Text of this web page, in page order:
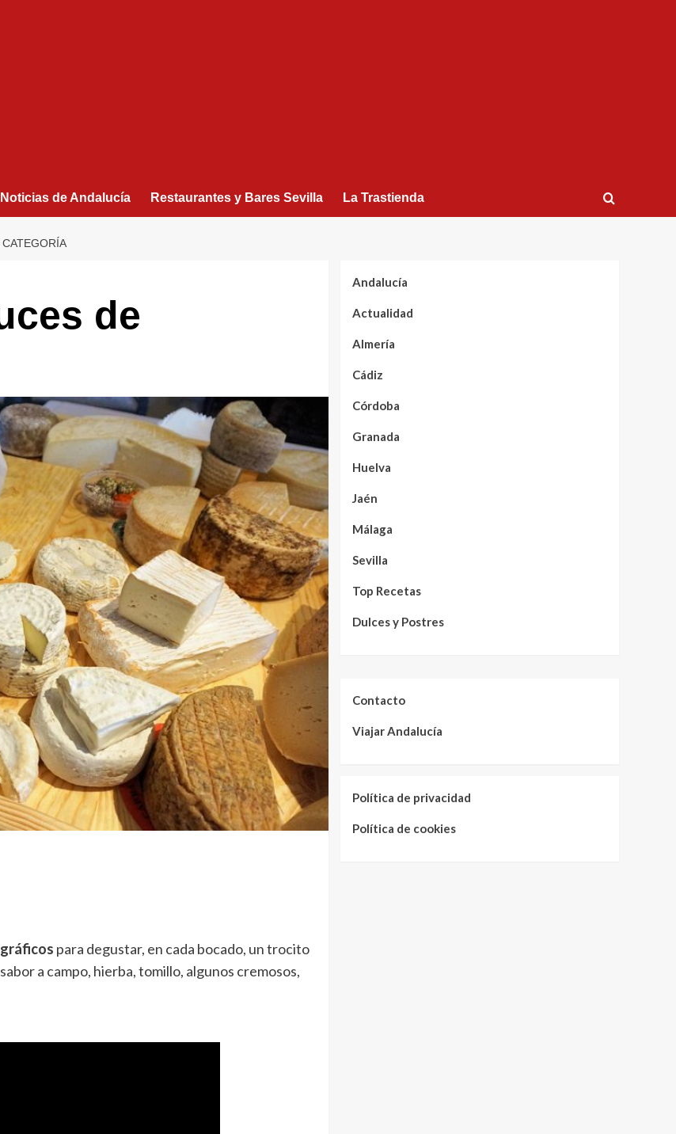
Noticias de Andalucía Restaurantes y Bares Sevilla La Trastienda
de
para degustar, en cada bocado, un trocito
a campo, hierba, tomillo, algunos cremosos,
Andalucía
Actualidad
Almería
Cádiz
Córdoba
Granada
Huelva
Jaén
Málaga
Sevilla
Top Recetas
Dulces y Postres
Contacto
Viajar Andalucía
Política de privacidad
Política de cookies